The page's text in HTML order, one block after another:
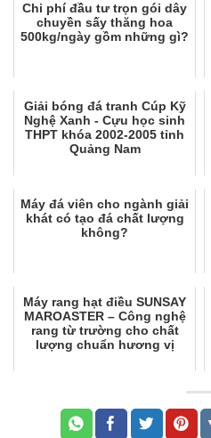
Chi phí đầu tư trọn gói dây
chuyền sấy thăng hoa
500kg/ngày gồm những gì?
Giải bóng đá tranh Cúp Kỹ
Nghệ Xanh - Cựu học sinh
THPT khóa 2002-2005 tỉnh
Quảng Nam
Máy đá viên cho ngành giải
khát có tạo đá chất lượng
không?
Máy rang hạt điều SUNSAY
MAROASTER – Công nghệ
rang từ trường cho chất
lượng chuẩn hương vị